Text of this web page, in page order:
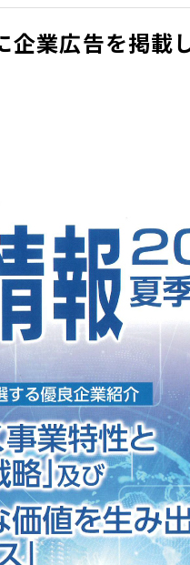
企業広告を掲載